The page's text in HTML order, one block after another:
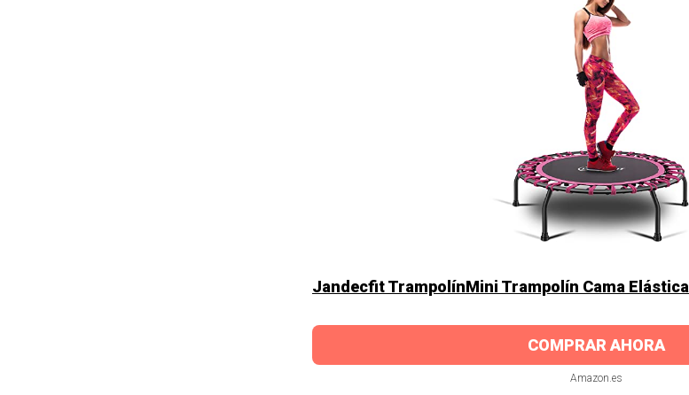
Jandecfit TrampolínMini Trampolín Cama Elástica
COMPRAR AHORA
Amazon.es